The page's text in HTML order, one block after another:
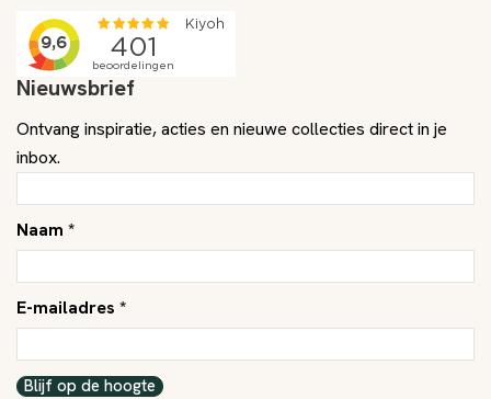
Nieuwsbrief
Ontvang inspiratie, acties en nieuwe collecties direct in je
inbox.
Naam *
E-mailadres *
Blijf op de hoogte